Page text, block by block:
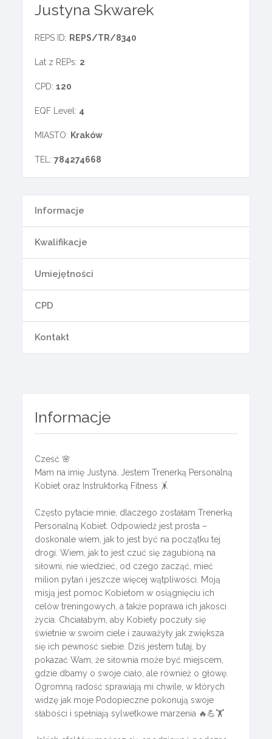
Justyna Skwarek
REPS ID: REPS/TR/8340
Lat z REPs: 2
CPD:120
EQF Level: 4
MIASTO: Kraków
TEL:784274668
Informacje
Kwalifikacje
Umiejętności
CPD
Kontakt
Informacje
Cześć 🌸
Mam na imię Justyna. Jestem Trenerką Personalną
Kobiet oraz Instruktorką Fitness 🤸
Często pytacie mnie, dlaczego zostałam Trenerką
Personalną Kobiet. Odpowiedź jest prosta –
doskonale wiem, jak to jest być na początku tej
drogi. Wiem, jak to jest czuć się zagubioną na
siłowni, nie wiedzieć, od czego zacząć, mieć
milion pytań i jeszcze więcej wątpliwości. Moją
misją jest pomoc Kobietom w osiągnięciu ich
celów treningowych, a także poprawa ich jakości
życia. Chciałabym, aby Kobiety poczuły się
świetnie w swoim ciele i zauważyły jak zwiększa
się ich pewność siebie. Dziś jestem tutaj, by
pokazać Wam, że siłownia może być miejscem,
gdzie dbamy o swoje ciało, ale również o głowę.
Ogromną radość sprawiają mi chwile, w których
widzę jak moje Podopieczne pokonują swoje
słabości i spełniają sylwetkowe marzenia 🔥💪🏋️